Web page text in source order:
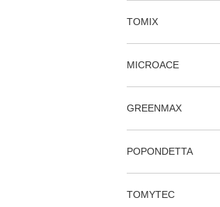
TOMIX
MICROACE
GREENMAX
POPONDETTA
TOMYTEC